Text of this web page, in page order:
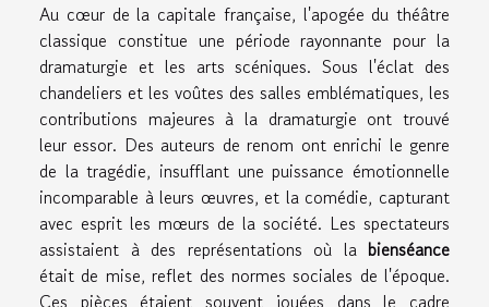
Au cœur de la capitale française, l'apogée du théâtre
classique constitue une période rayonnante pour la
dramaturgie et les arts scéniques. Sous l'éclat des
chandeliers et les voûtes des salles emblématiques, les
contributions majeures à la dramaturgie ont trouvé
leur essor. Des auteurs de renom ont enrichi le genre
de la tragédie, insufflant une puissance émotionnelle
incomparable à leurs œuvres, et la comédie, capturant
avec esprit les mœurs de la société. Les spectateurs
assistaient à des représentations où la bienséance
était de mise, reflet des normes sociales de l'époque.